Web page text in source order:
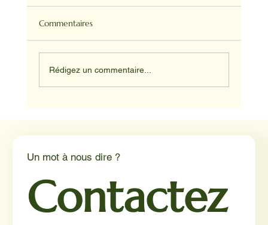
Commentaires
Rédigez un commentaire...
Un mot à nous dire ?
Contactez